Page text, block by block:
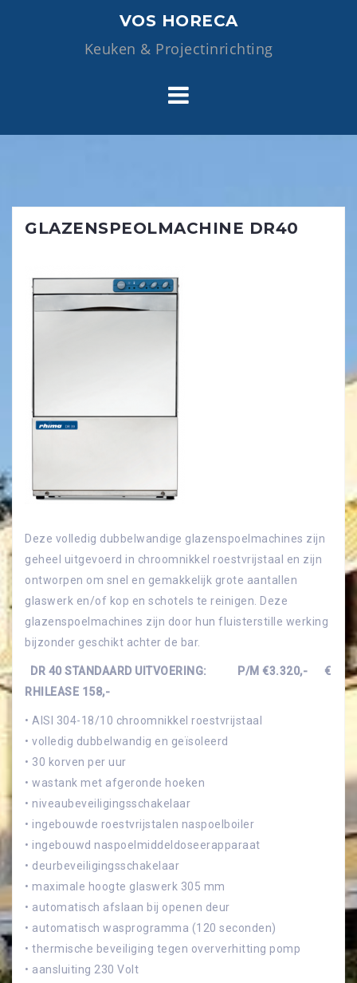
VOS HORECA
Keuken & Projectinrichting
GLAZENSPEOLMACHINE DR40
Deze volledig dubbelwandige glazenspoelmachines zijn
geheel uitgevoerd in chroomnikkel roestvrijstaal en zijn
ontworpen om snel en gemakkelijk grote aantallen
glaswerk en/of kop en schotels te reinigen. Deze
glazenspoelmachines zijn door hun fluisterstille werking
bijzonder geschikt achter de bar.
DR 40 STANDAARD UITVOERING: P/M €3.320,- €
RHILEASE 158,-
• AISI 304-18/10 chroomnikkel roestvrijstaal
• volledig dubbelwandig en geïsoleerd
• 30 korven per uur
• wastank met afgeronde hoeken
• niveaubeveiligingsschakelaar
• ingebouwde roestvrijstalen naspoelboiler
• ingebouwd naspoelmiddeldoseerapparaat
• deurbeveiligingsschakelaar
• maximale hoogte glaswerk 305 mm
• automatisch afslaan bij openen deur
• automatisch wasprogramma (120 seconden)
• thermische beveiliging tegen oververhitting pomp
• aansluiting 230 Volt